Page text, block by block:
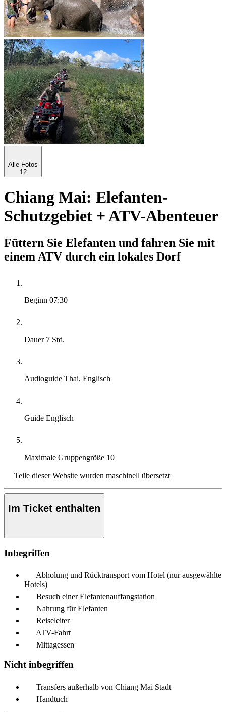
Alle Fotos
12
Chiang Mai: Elefanten-
Schutzgebiet + ATV-Abenteuer
Füttern Sie Elefanten und fahren Sie mit
einem ATV durch ein lokales Dorf
Beginn 07:30
Dauer 7 Std.
Audioguide Thai, Englisch
Guide Englisch
Maximale Gruppengröße 10
Teile dieser Website wurden maschinell übersetzt
Im Ticket enthalten
Inbegriffen
Abholung und Rücktransport vom Hotel (nur ausgewählte
Hotels)
Besuch einer Elefantenauffangstation
Nahrung für Elefanten
Reiseleiter
ATV-Fahrt
Mittagessen
Nicht inbegriffen
Transfers außerhalb von Chiang Mai Stadt
Handtuch